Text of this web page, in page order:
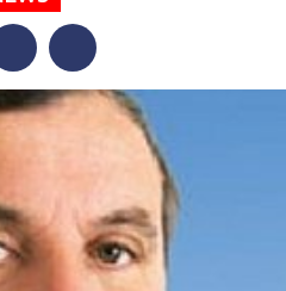
Telegram